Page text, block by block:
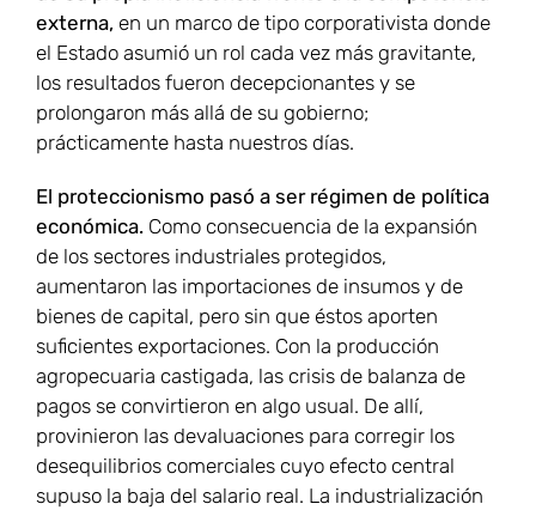
externa, en un marco de tipo corporativista donde
el Estado asumió un rol cada vez más gravitante,
los resultados fueron decepcionantes y se
prolongaron más allá de su gobierno;
prácticamente hasta nuestros días.
El proteccionismo pasó a ser régimen de política
económica. Como consecuencia de la expansión
de los sectores industriales protegidos,
aumentaron las importaciones de insumos y de
bienes de capital, pero sin que éstos aporten
suficientes exportaciones. Con la producción
agropecuaria castigada, las crisis de balanza de
pagos se convirtieron en algo usual. De allí,
provinieron las devaluaciones para corregir los
desequilibrios comerciales cuyo efecto central
supuso la baja del salario real. La industrialización